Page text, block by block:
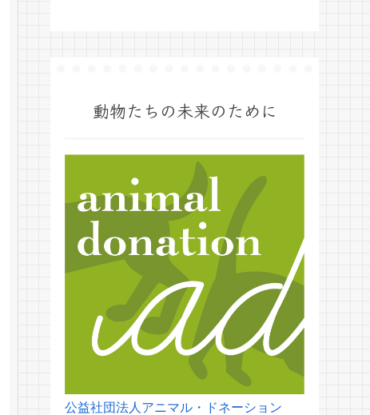
動物たちの未来のために
公益社団法人アニマル・ドネーション